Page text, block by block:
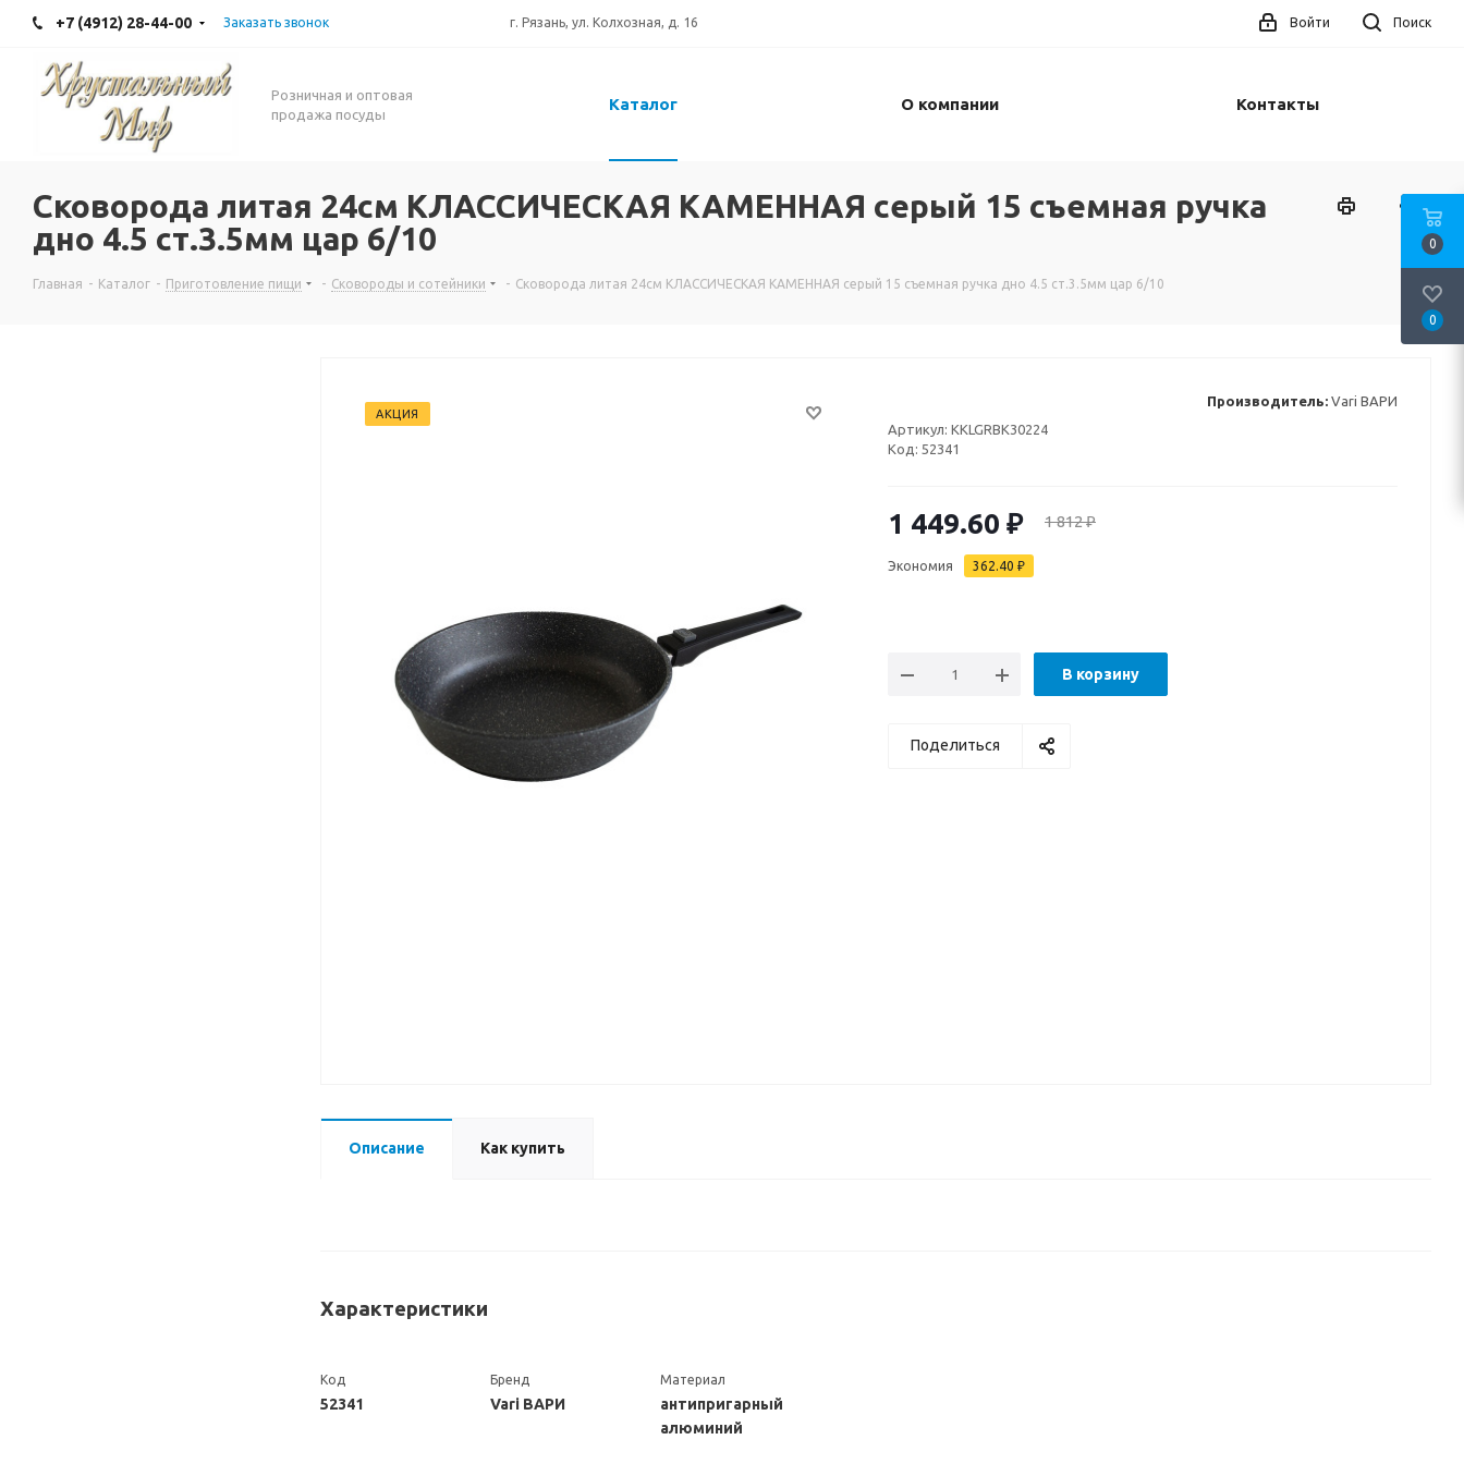
+7 (4912) 28-44-00 Заказать звонок г. Рязань, ул. Колхозная, д. 16 Поиск
Войти
Розничная и оптовая
продажа посуды
Каталог О компании Контакты
Сковорода литая 24см КЛАССИЧЕСКАЯ КАМЕННАЯ серый 15 съемная ручка
дно 4.5 ст.3.5мм цар 6/10
Главная - Каталог - Приготовление пищи - Сковороды и сотейники - Сковорода литая 24см КЛАССИЧЕСКАЯ КАМЕННАЯ серый 15 съемная ручка дно 4.5 ст.3.5мм цар 6/10
АКЦИЯ
Производитель: Vari ВАРИ
Артикул: KKLGRBK30224
Код: 52341
1 449.60 ₽ 1 812₽
Экономия 362.40 ₽
В корзину
Поделиться
Описание Как купить
Характеристики
Код
52341
Бренд
Vari ВАРИ
Материал
антипригарный
алюминий
0
0